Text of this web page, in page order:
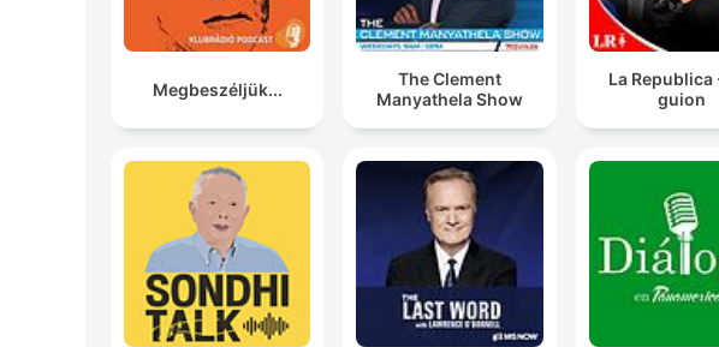
Megbeszéljük...
The Clement
Manyathela Show
La Republica
guion